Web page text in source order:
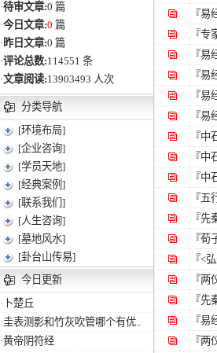
·待审文章:0 篇
·今日文章:0 篇
· 昨日文章:0 篇
·评论总数:114551 条
·文章阅读:13903493 人次
分类导航
[环境布局]
[企业咨询]
[学员天地]
[经典案例]
[联系我们]
[人生咨询]
[墓地风水]
[卦台山传易]
今日更新
· 卜楚丘
·圭表测影和竹灰吹管哪个有优..
·黄帝阴符经
『易
『专
『易
『易
『易
『易
『中
『中
『中
『五
『先
『荀
『<
『两
『先
『易
『两